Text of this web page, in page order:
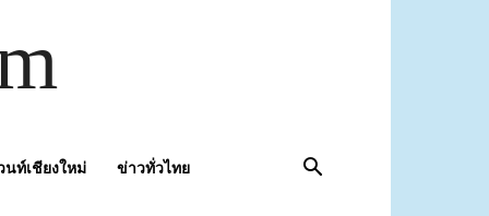
นท์เชียงใหม่ ข่าวทั่วไทย